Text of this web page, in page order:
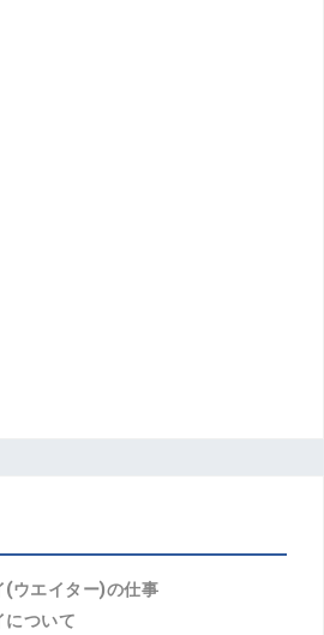
(ウエイター)の仕事
について